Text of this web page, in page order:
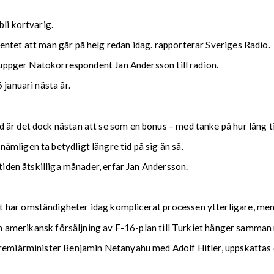
kortvarig.
att man går på helg redan idag. rapporterar Sveriges Radio.
Natokorrespondent Jan Andersson till radion.
nästa år.
det dock nästan att se som en bonus – med tanke på hur lång
ta betydligt längre tid på sig än så.
åtskilliga månader, erfar Jan Andersson.
omständigheter idag komplicerat processen ytterligare,
försäljning av F-16-plan till Turkiet hänger samman
Benjamin Netanyahu med Adolf Hitler,